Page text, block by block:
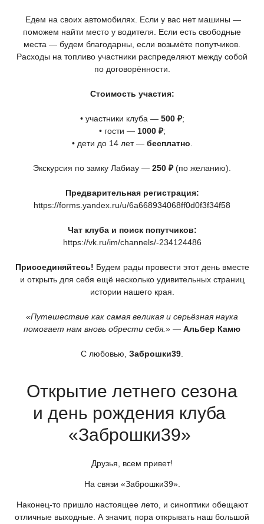
Едем на своих автомобилях. Если у вас нет машины —
поможем найти место у водителя. Если есть свободные
места — будем благодарны, если возьмёте попутчиков.
Расходы на топливо участники распределяют между собой
по договорённости.
Стоимость участия:
• участники клуба — 500 ₽;
• гости — 1000 ₽;
• дети до 14 лет — бесплатно
Экскурсия по замку Лабиау — 250 ₽ (по желанию).
Предварительная регистрация:
https://forms.yandex.ru/u/6a668934068ff0d0f3f34f58
Чат клуба и поиск попутчиков:
https://vk.ru/im/channels/-234124486
Присоединяйтесь! Будем рады провести этот день вместе
и открыть для себя ещё несколько удивительных страниц
истории нашего края.
«Путешествие как самая великая и серьёзная наука
помогает нам вновь обрести себя.» — Альбер Камю
С любовью, Заброшки39
Открытие летнего сезона
и день рождения клуба
«Заброшки39»
Друзья, всем привет!
На связи «Заброшки39».
Наконец-то пришло настоящее лето, и синоптики обещают
отличные выходные. А значит, пора открывать наш большой